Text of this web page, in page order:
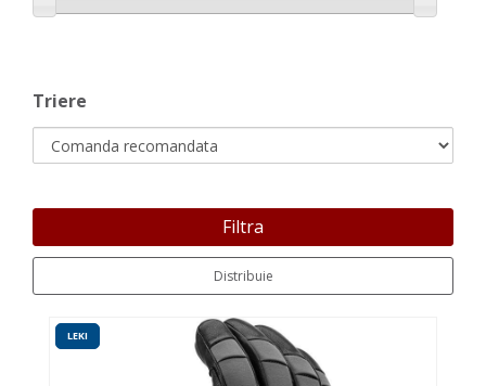
Triere
Filtra
Distribuie
LEKI